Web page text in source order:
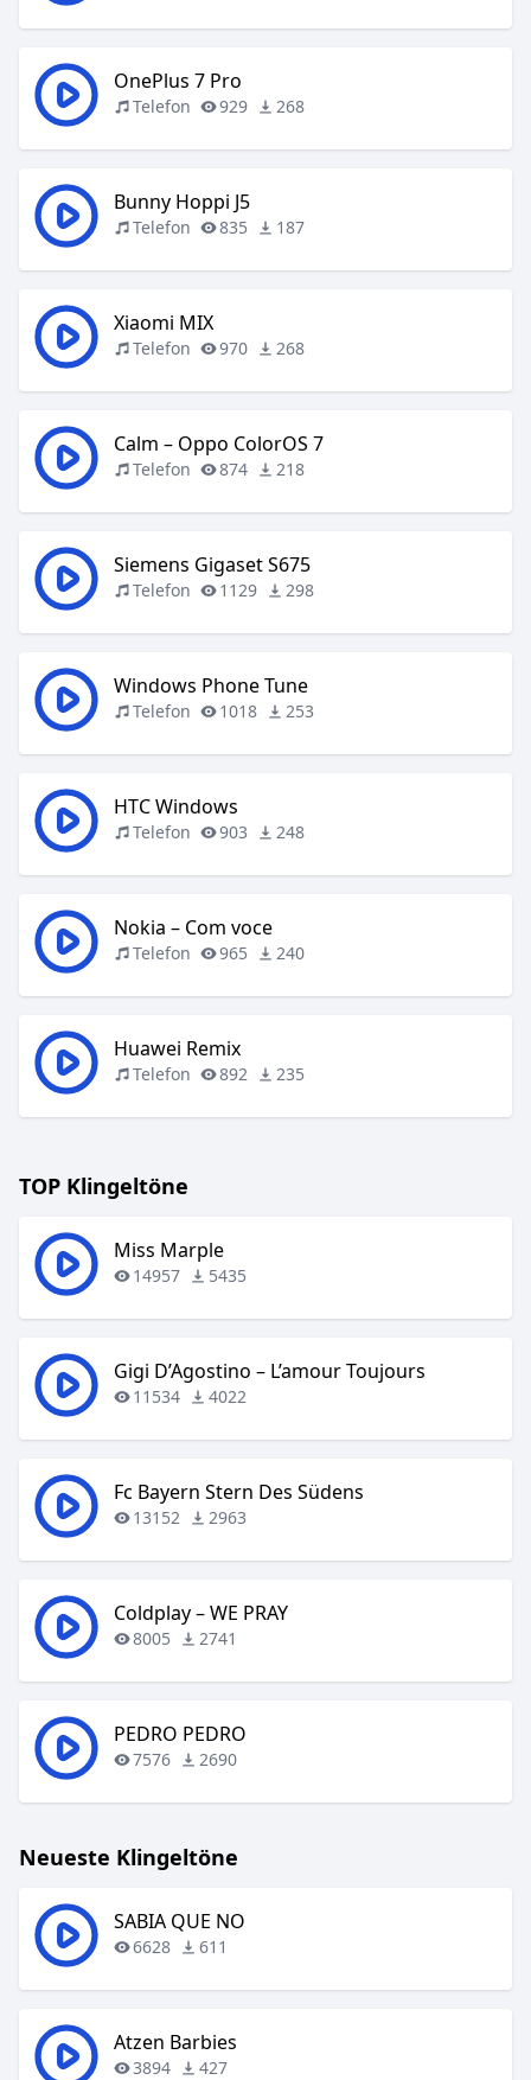
OnePlus 7 Pro
Telefon 929 268
Bunny Hoppi J5
Telefon 835 187
Xiaomi MIX
Telefon 970 268
Calm – Oppo ColorOS 7
Telefon 874 218
Siemens Gigaset S675
Telefon 1129 298
Windows Phone Tune
Telefon 1018 253
HTC Windows
Telefon 903 248
Nokia – Com voce
Telefon 965 240
Huawei Remix
Telefon 892 235
TOP Klingeltöne
Miss Marple
14957 5435
Gigi D’Agostino – L’amour Toujours
11534 4022
Fc Bayern Stern Des Südens
13152 2963
Coldplay – WE PRAY
8005 2741
PEDRO PEDRO
7576 2690
Neueste Klingeltöne
SABIA QUE NO
6628 611
Atzen Barbies
3894 427